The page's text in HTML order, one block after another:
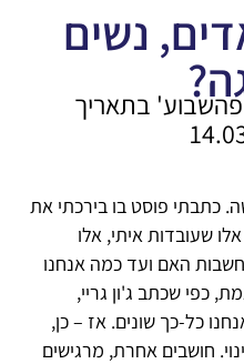
נשים
בתאריך
כתבתי פוסט בו בירכתי את
שעובדות איתי, אלו
האם ועד כמה אנחנו
כפי שכתב ג'ון גריי,
כל-כך שונים. אז – כן,
חושבים אחרת, מרגישים